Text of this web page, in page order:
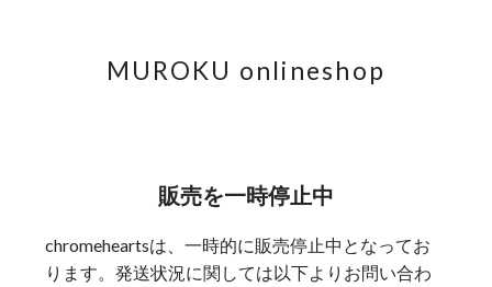
MUROKU onlineshop
販売を一時停止中
chromeheartsは、一時的に販売停止中となってお
ります。発送状況に関しては以下よりお問い合わ